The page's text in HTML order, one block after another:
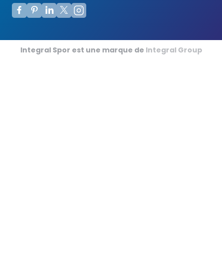
Football Américain
Integral Spor est une marque de Integral Group